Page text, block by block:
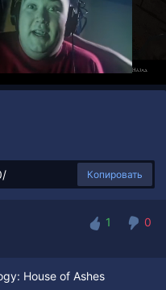
Копировать
1
0
House of Ashes